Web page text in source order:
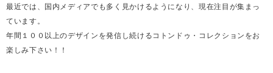
最近では、国内メディアでも多く見かけるようになり、現在注目が集まっ
ています。
年間１００以上のデザインを発信し続けるコトンドゥ・コレクションをお
楽しみ下さい！！